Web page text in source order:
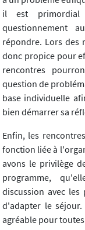
il est
questionnement
répondre. Lors des
donc propice pour
rencontres
question de
base individuelle
bien démarrer sa
Enfin, les
fonction liée à
avons le privilège
programme,
discussion avec
d'adapter le
agréable pour